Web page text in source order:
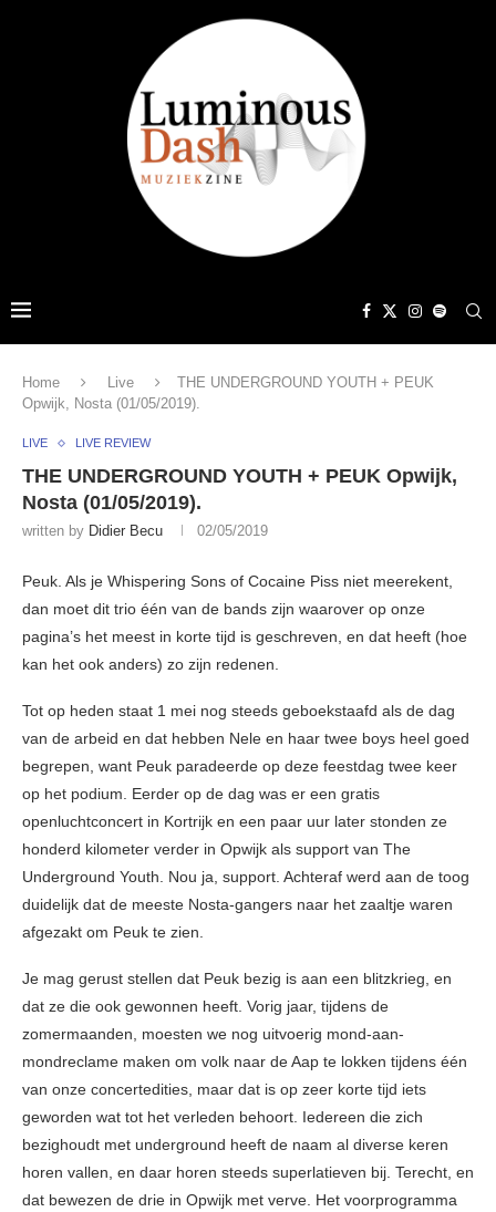
Home Live
THE UNDERGROUND YOUTH + PEUK
Opwijk, Nosta (01/05/2019).
LIVE LIVE REVIEW
THE UNDERGROUND YOUTH + PEUK Opwijk,
Nosta (01/05/2019).
written by Didier Becu 02/05/2019
Peuk. Als je Whispering Sons of Cocaine Piss niet meerekent,
dan moet dit trio één van de bands zijn waarover op onze
pagina’s het meest in korte tijd is geschreven, en dat heeft (hoe
kan het ook anders) zo zijn redenen.
Tot op heden staat 1 mei nog steeds geboekstaafd als de dag
van de arbeid en dat hebben Nele en haar twee boys heel goed
begrepen, want Peuk paradeerde op deze feestdag twee keer
op het podium. Eerder op de dag was er een gratis
openluchtconcert in Kortrijk en een paar uur later stonden ze
honderd kilometer verder in Opwijk als support van The
Underground Youth. Nou ja, support. Achteraf werd aan de toog
duidelijk dat de meeste Nosta-gangers naar het zaaltje waren
afgezakt om Peuk te zien.
Je mag gerust stellen dat Peuk bezig is aan een blitzkrieg, en
dat ze die ook gewonnen heeft. Vorig jaar, tijdens de
zomermaanden, moesten we nog uitvoerig mond-aan-
mondreclame maken om volk naar de Aap te lokken tijdens één
van onze concertedities, maar dat is op zeer korte tijd iets
geworden wat tot het verleden behoort. Iedereen die zich
bezighoudt met underground heeft de naam al diverse keren
horen vallen, en daar horen steeds superlatieven bij. Terecht, en
dat bewezen de drie in Opwijk met verve. Het voorprogramma